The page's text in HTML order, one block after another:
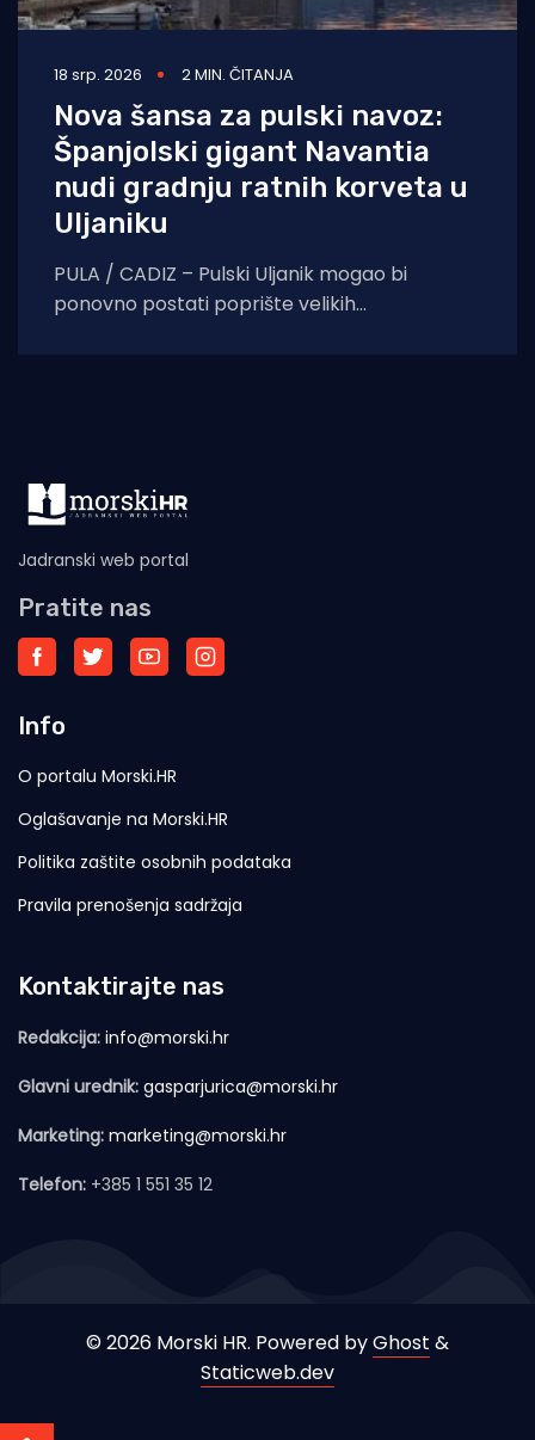
18 srp. 2026 2 MIN. ČITANJA
Nova šansa za pulski navoz:
Španjolski gigant Navantia
nudi gradnju ratnih korveta u
Uljaniku
PULA / CADIZ – Pulski Uljanik mogao bi
ponovno postati poprište velikih
Jadranski web portal
Pratite nas
Info
O portalu Morski.HR
Oglašavanje na Morski.HR
Politika zaštite osobnih podataka
Pravila prenošenja sadržaja
Kontaktirajte nas
Redakcija: info@morski.hr
Glavni urednik: gasparjurica@morski.hr
Marketing: marketing@morski.hr
Telefon: +385 1 551 35 12
© 2026 Morski HR. Powered byGhost &
Staticweb.dev